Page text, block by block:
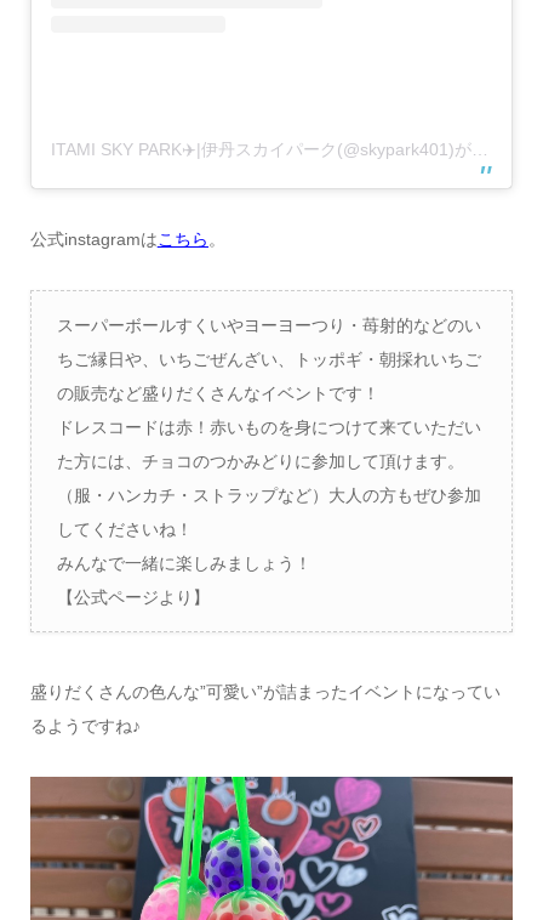
ITAMI SKY PARK✈️|伊丹スカイパーク(@skypark401)がシェアした投稿
公式instagramはこちら。
スーパーボールすくいやヨーヨーつり・苺射的などのい
ちご縁日や、いちごぜんざい、トッポギ・朝採れいちご
の販売など盛りだくさんなイベントです！
ドレスコードは赤！赤いものを身につけて来ていただい
た方には、チョコのつかみどりに参加して頂けます。
（服・ハンカチ・ストラップなど）大人の方もぜひ参加
してくださいね！
みんなで一緒に楽しみましょう！
【公式ページより】
盛りだくさんの色んな”可愛い”が詰まったイベントになってい
るようですね♪